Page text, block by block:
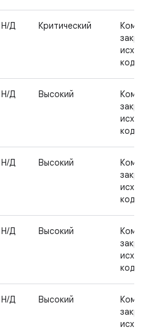
Н/Д Критический
Н/Д Высокий
Н/Д Высокий
Н/Д Высокий
Н/Д Высокий